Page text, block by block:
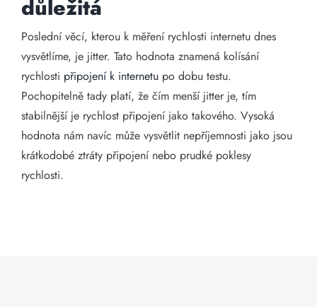
důležitá
Poslední věcí, kterou k měření rychlosti internetu dnes
vysvětlíme, je jitter. Tato hodnota znamená kolísání
rychlosti připojení k internetu po dobu testu.
Pochopitelně tady platí, že čím menší jitter je, tím
stabilnější je rychlost připojení jako takového. Vysoká
hodnota nám navíc může vysvětlit nepříjemnosti jako jsou
krátkodobé ztráty připojení nebo prudké poklesy
rychlosti.